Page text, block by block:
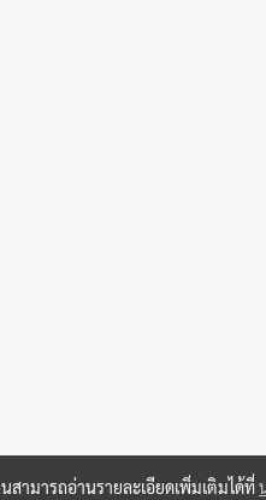
ามารถอ่านรายละเอียดเพิ่มเติมได้ที่